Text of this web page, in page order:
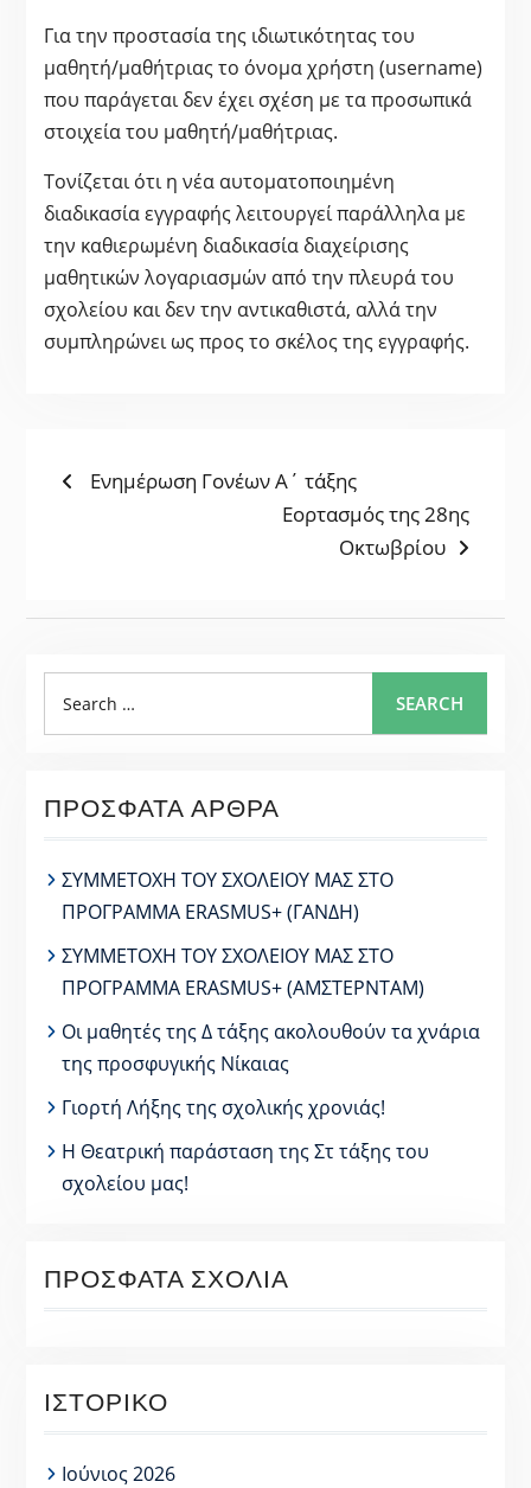
Για την προστασία της ιδιωτικότητας του
μαθητή/μαθήτριας το όνομα χρήστη (username)
που παράγεται δεν έχει σχέση με τα προσωπικά
στοιχεία του μαθητή/μαθήτριας.
Τονίζεται ότι η νέα αυτοματοποιημένη
διαδικασία εγγραφής λειτουργεί παράλληλα με
την καθιερωμένη διαδικασία διαχείρισης
μαθητικών λογαριασμών από την πλευρά του
σχολείου και δεν την αντικαθιστά, αλλά την
συμπληρώνει ως προς το σκέλος της εγγραφής.
ΠΛΟΉΓΗΣΗ
Previous
Ενημέρωση Γονέων Α΄ τάξης
Next
Εορτασμός της 28ης
Οκτωβρίου
for:
SEARCH
ΠΡΌΣΦΑΤΑ ΆΡΘΡΑ
ΣΥΜΜΕΤΟΧΗ ΤΟΥ ΣΧΟΛΕΙΟΥ ΜΑΣ ΣΤΟ
ΠΡΟΓΡΑΜΜΑ ERASMUS+ (ΓΑΝΔΗ)
ΣΥΜΜΕΤΟΧΗ ΤΟΥ ΣΧΟΛΕΙΟΥ ΜΑΣ ΣΤΟ
ΠΡΟΓΡΑΜΜΑ ERASMUS+ (ΑΜΣΤΕΡΝΤΑΜ)
Οι μαθητές της Δ τάξης ακολουθούν τα χνάρια
της προσφυγικής Νίκαιας
Γιορτή Λήξης της σχολικής χρονιάς!
Η Θεατρική παράσταση της Στ τάξης του
σχολείου μας!
ΠΡΌΣΦΑΤΑ ΣΧΌΛΙΑ
ΙΣΤΟΡΙΚΌ
Ιούνιος 2026